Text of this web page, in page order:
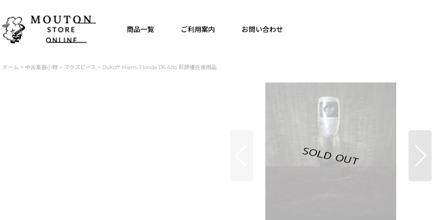
商品一覧 ご利用案内 お問い合わせ
ホーム > 中古楽器小物 > マウスピース > Dukoff Miami Florida D6 Alto 萩原優氏使用品